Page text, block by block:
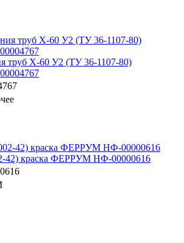
труб Х-60 У2 (ТУ 36-1107-80)
42) краска ФЕРРУМ НФ-00000616